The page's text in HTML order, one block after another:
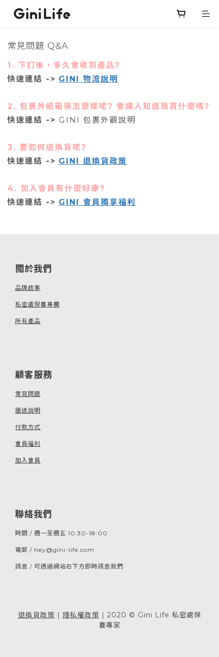
常見問題 Q&A
1. 下訂後，多久會收到產品?
快速連結 -> GINI 物流說明
2. 包裹外紙箱張怎麼樣呢? 會讓人知道我買什麼嗎?
快速連結 -> GINI 包裹外觀說明
3. 要如何退換貨呢?
快速連結 -> GINI 退換貨政策
4. 加入會員有什麼好康?
快速連結 -> GINI 會員獨享福利
關於我們
品牌故事
私密處保養專欄
所有產品
顧客服務
常見問題
運送說明
付款方式
會員福利
加入會員
聯絡我們
時間 / 週一至週五 10:30-18:00
電郵 / hey@gini-life.com
訊息 / 可透過網站右下方即時訊息我們
退換貨政策 隱私權政策 | 2020 © Gini Life 私密處保
養專家